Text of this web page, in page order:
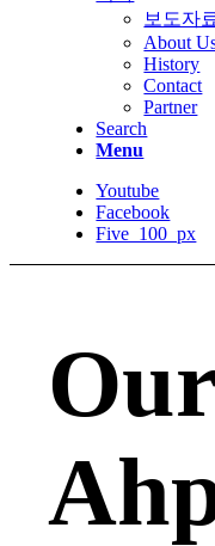
보도자
About
History
Contact
Partner
Search
Menu
Youtube
Facebook
Five_100_px
Our